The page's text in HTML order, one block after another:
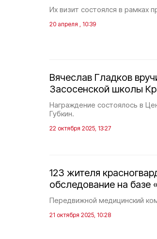
Их визит состоялся в рамках
20 апреля , 10:39
Вячеслав Гладков
Засосенской школы
Награждение состоялось в
Губкин.
22 октября 2025, 13:27
123 жителя
обследование на базе
Передвижной медицинский
21 октября 2025, 10:28